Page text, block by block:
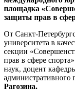
площадка
защиты прав в
От Санкт-
университета в
секции
прав в сфере
наук, доцент
административного
Рагозина.